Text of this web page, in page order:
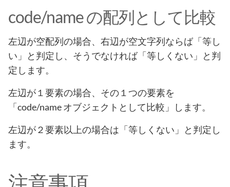
code/name の配列として比較
左辺が空配列の場合、右辺が空文字列ならば「等し
い」と判定し、そうでなければ「等しくない」と判
定します。
左辺が１要素の場合、その１つの要素を
「code/name オブジェクトとして比較」します。
左辺が２要素以上の場合は「等しくない」と判定し
ます。